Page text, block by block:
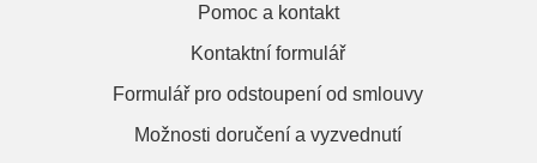
Pomoc a kontakt
Kontaktní formulář
Formulář pro odstoupení od smlouvy
Možnosti doručení a vyzvednutí